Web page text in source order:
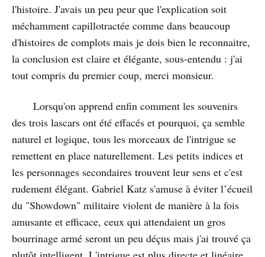
l'histoire. J'avais un peu peur que l'explication soit
méchamment capillotractée comme dans beaucoup
d'histoires de complots mais je dois bien le reconnaitre,
la conclusion est claire et élégante, sous-entendu : j'ai
tout compris du premier coup, merci monsieur.
Lorsqu'on apprend enfin comment les souvenirs
des trois lascars ont été effacés et pourquoi, ça semble
naturel et logique, tous les morceaux de l'intrigue se
remettent en place naturellement. Les petits indices et
les personnages secondaires trouvent leur sens et c'est
rudement élégant. Gabriel Katz s'amuse à éviter l’écueil
du "Showdown" militaire violent de manière à la fois
amusante et efficace, ceux qui attendaient un gros
bourrinage armé seront un peu déçus mais j'ai trouvé ça